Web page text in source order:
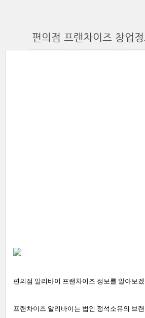
편의점 프랜차이즈 창업정
편의점 알리바이 프랜차이즈 정보를 알아보
프랜차이즈 알리바이는 법인 정석소유의 브